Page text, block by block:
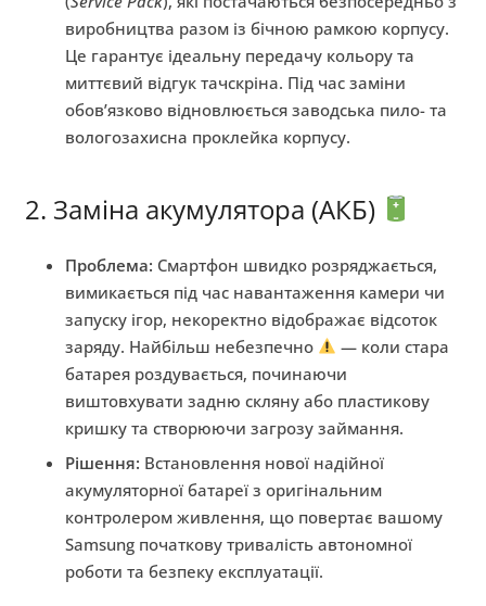
виробництва разом із бічною рамкою корпусу.
Це гарантує ідеальну передачу кольору та
миттєвий відгук тачскріна. Під час заміни
обов’язково відновлюється заводська пило- та
вологозахисна проклейка корпусу.
2. Заміна акумулятора (АКБ)
Проблема: Смартфон швидко розряджається,
вимикається під час навантаження камери чи
запуску ігор, некоректно відображає відсоток
заряду. Найбільш небезпечно
— коли стара
батарея роздувається, починаючи
виштовхувати задню скляну або пластикову
кришку та створюючи загрозу займання.
Рішення: Встановлення нової надійної
акумуляторної батареї з оригінальним
контролером живлення, що повертає вашому
Samsung початкову тривалість автономної
роботи та безпеку експлуатації.